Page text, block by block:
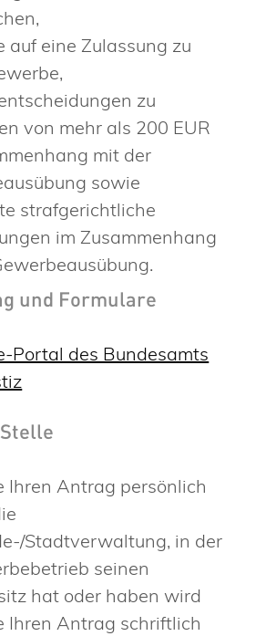
auf eine Zulassung zu
zu
von mehr als 200 EUR
mit der
sowie
strafgerichtliche
im Zusammenhang
und Formulare
Portal des Bundesamts
Ihren Antrag persönlich
Stadtverwaltung, in der
seinen
hat oder haben wird
Ihren Antrag schriftlich